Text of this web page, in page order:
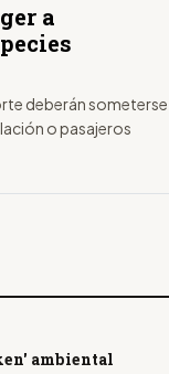
a
deberán someterse
o pasajeros
ambiental